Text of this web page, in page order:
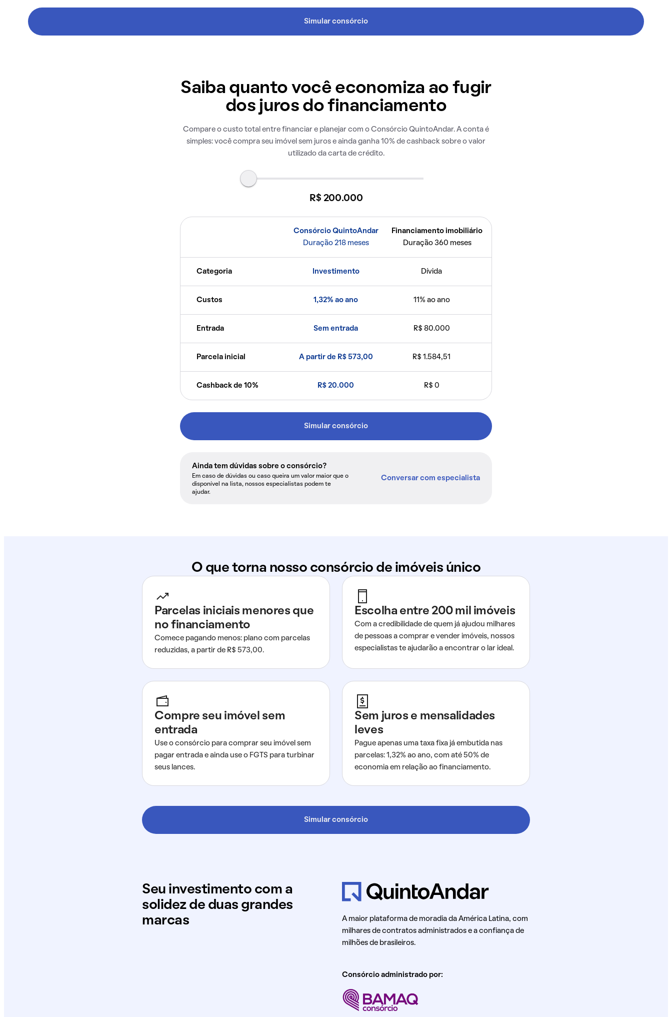
Simular consórcio
Saiba quanto você economiza ao fugir
dos juros do financiamento
Compare o custo total entre financiar e planejar com o Consórcio QuintoAndar. A conta é
simples: você compra seu imóvel sem juros e ainda ganha 10% de cashback sobre o valor
utilizado da carta de crédito.
R$ 200.000
Consórcio QuintoAndar
Duração 218 meses
Financiamento imobiliário
Duração 360 meses
Categoria Investimento Dívida
Custos 1,32% ao ano 11% ao ano
Entrada Sem entrada R$ 80.000
Parcela inicial A partir de R$ 573,00 R$ 1.584,51
Cashback de 10% R$ 20.000 R$ 0
Simular consórcio
Ainda tem dúvidas sobre o consórcio?
Em caso de dúvidas ou caso queira um valor maior que o
disponível na lista, nossos especialistas podem te
ajudar.
Conversar com especialista
O que torna nosso consórcio de imóveis único
Parcelas iniciais menores que
no financiamento
Comece pagando menos: plano com parcelas
reduzidas, a partir de R$ 573,00.
Escolha entre 200 mil imóveis
Com a credibilidade de quem já ajudou milhares
de pessoas a comprar e vender imóveis, nossos
especialistas te ajudarão a encontrar o lar ideal.
Compre seu imóvel sem
entrada
Use o consórcio para comprar seu imóvel sem
pagar entrada e ainda use o FGTS para turbinar
seus lances.
Sem juros e mensalidades
leves
Pague apenas uma taxa fixa já embutida nas
parcelas: 1,32% ao ano, com até 50% de
economia em relação ao financiamento.
Simular consórcio
Seu investimento com a
solidez de duas grandes
marcas
A maior plataforma de moradia da América Latina, com
milhares de contratos administrados e a confiança de
milhões de brasileiros.
Consórcio administrado por: